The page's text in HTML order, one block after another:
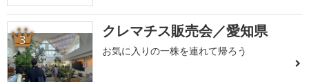
3 クレマチス販売会／愛知県
お気に入りの一株を連れて帰ろう